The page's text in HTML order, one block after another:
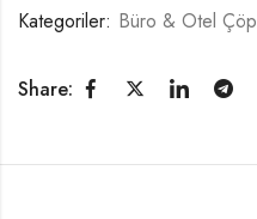
Kategoriler: Büro & Otel Çöp
Share: